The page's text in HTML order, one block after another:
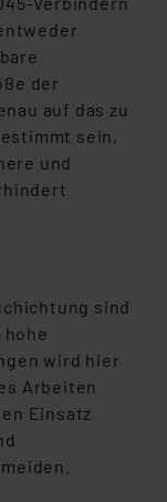
der
auf das zu
sein,
und
sind
wird hier
Arbeiten
Einsatz